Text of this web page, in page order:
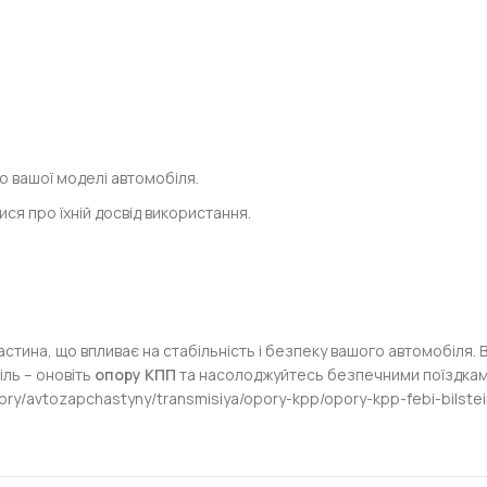
моделі автомобіля.
про їхній досвід використання.
що впливає на стабільність і безпеку вашого автомобіля.
– оновіть опору КПП та насолоджуйтесь безпечними
avtozapchastyny/transmisiya/opory-kpp/opory-kpp-febi-